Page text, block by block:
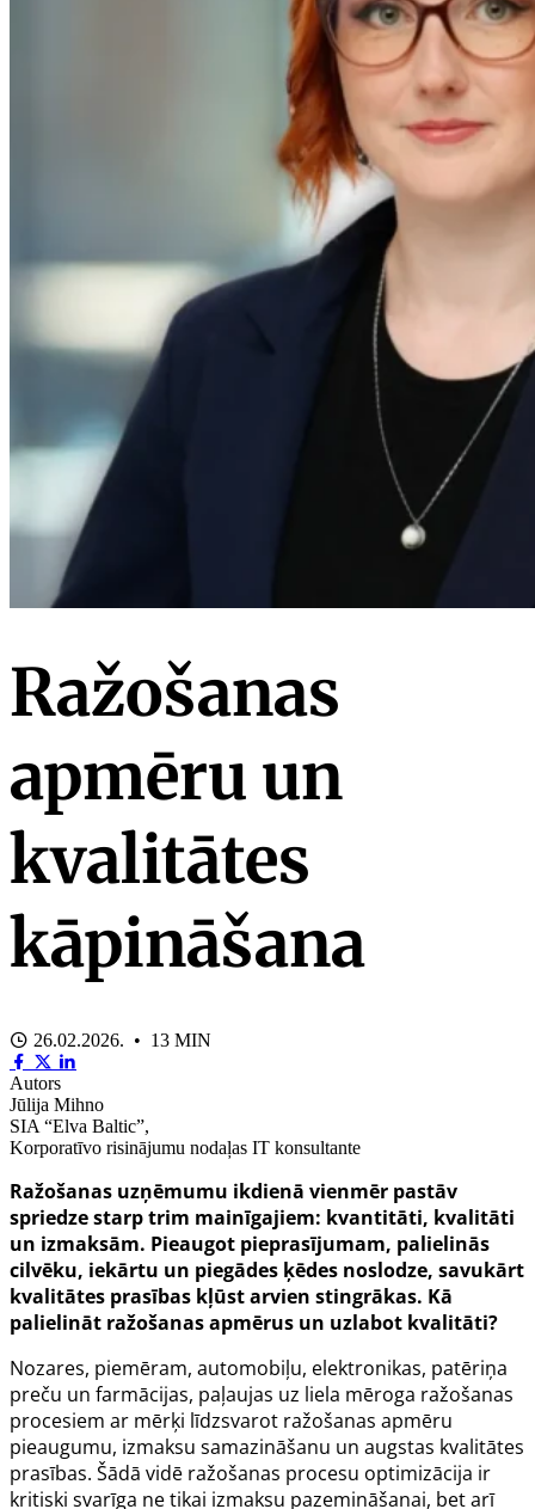
Ražošanas
apmēru un
kvalitātes
kāpināšana
26.02.2026. • 13 MIN
Autors
Jūlija Mihno
SIA “Elva Baltic”,
Korporatīvo risinājumu nodaļas IT konsultante
Ražošanas uzņēmumu ikdienā vienmēr pastāv
spriedze starp trim mainīgajiem: kvantitāti, kvalitāti
un izmaksām. Pieaugot pieprasījumam, palielinās
cilvēku, iekārtu un piegādes ķēdes noslodze, savukārt
kvalitātes prasības kļūst arvien stingrākas. Kā
palielināt ražošanas apmērus un uzlabot kvalitāti?
Nozares, piemēram, automobiļu, elektronikas, patēriņa
preču un farmācijas, paļaujas uz liela mēroga ražošanas
procesiem ar mērķi līdzsvarot ražošanas apmēru
pieaugumu, izmaksu samazināšanu un augstas kvalitātes
prasības. Šādā vidē ražošanas procesu optimizācija ir
kritiski svarīga ne tikai izmaksu pazemināšanai, bet arī